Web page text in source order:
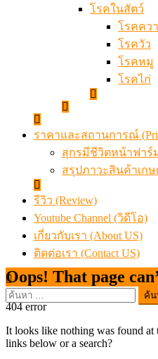
โรคในสัตว์
โรคคว
โรควัว
โรคหมู
โรคไก่
ราคาและสถานการณ์
สุกรมีชีวิตหน้าฟาร์
สรุปภาวะสินค้าเก
รีวิว (Review)
Youtube Channel (วิดีโอ)
เกี่ยวกับเรา (About US)
ติดต่อเรา (Contact US)
ค้นหา
สำหรับ:
Oops! That page
404error
It looks like nothing was found
links below or a search?